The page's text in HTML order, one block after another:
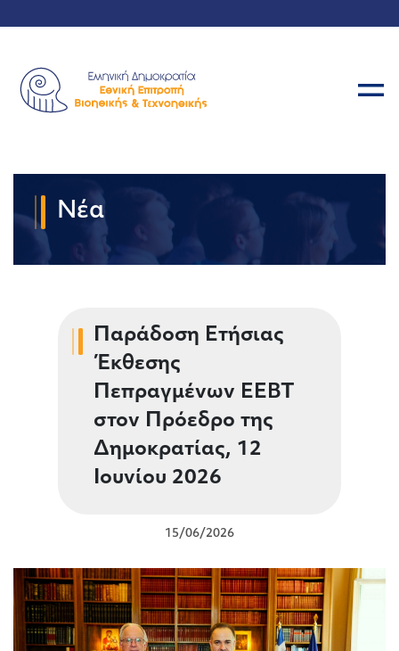
Νέα
Παράδοση Ετήσιας
Έκθεσης
Πεπραγμένων ΕΕΒΤ
στον Πρόεδρο της
Δημοκρατίας, 12
Ιουνίου 2026
15/06/2026